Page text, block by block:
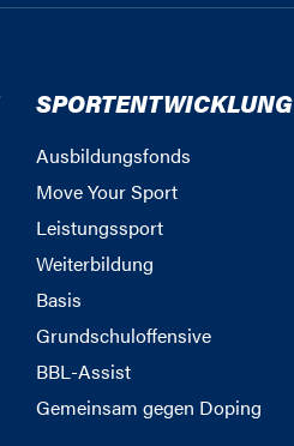
SPORTENTWICKLUNG
Ausbildungsfonds
Move Your Sport
Leistungssport
Weiterbildung
Basis
Grundschuloffensive
BBL-Assist
Gemeinsam gegen Doping